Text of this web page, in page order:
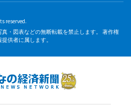
reserved.
・図表などの無断転載を禁止します。 著作権
供者に属します。